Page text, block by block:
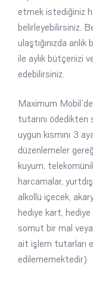
etmek istediğiniz
belirleyebilirsiniz.
ulaştığınızda
ile aylık bütçenizi
edebilirsiniz.
Maximum
tutarını
uygun kısmını 3
düzenlemeler
kuyum,
harcamalar,
alkollü içecek,
hediye kart,
somut bir mal
ait işlem tutarları
edilememektedir)